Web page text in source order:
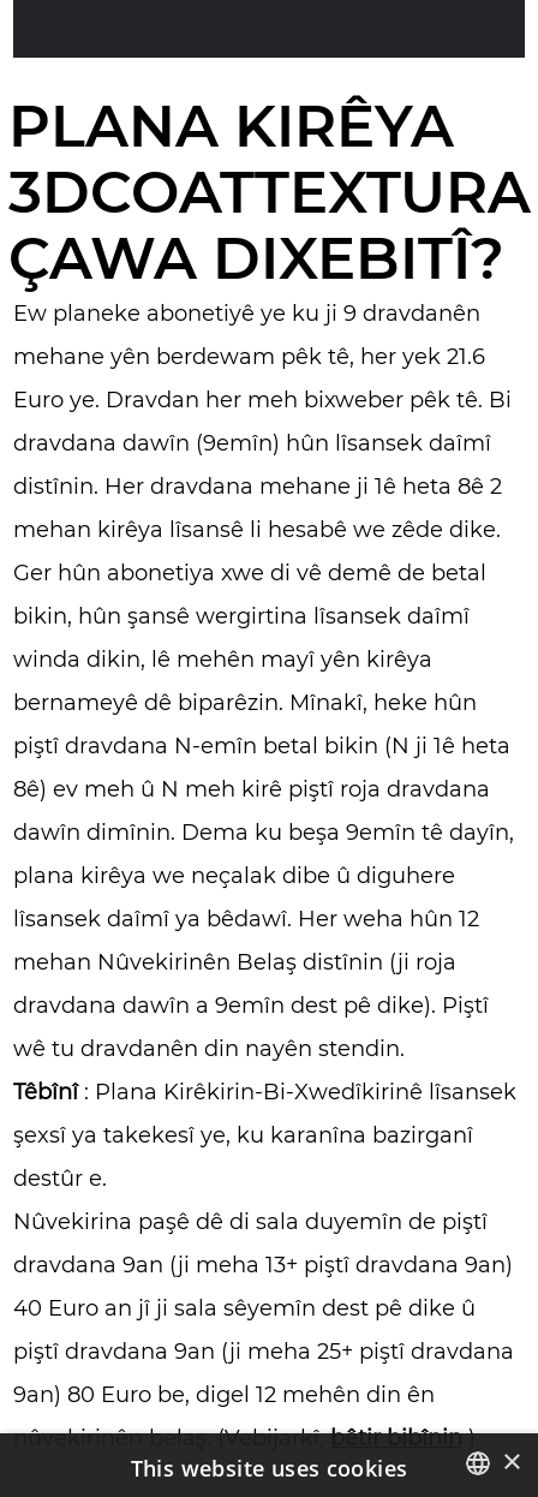
PLANA KIRÊYA
3DCOATTEXTURA
ÇAWA DIXEBITÎ?
Ew planeke abonetiyê ye ku ji 9 dravdanên
mehane yên berdewam pêk tê, her yek 21.6
Euro ye. Dravdan her meh bixweber pêk tê. Bi
dravdana dawîn (9emîn) hûn lîsansek daîmî
distînin. Her dravdana mehane ji 1ê heta 8ê 2
mehan kirêya lîsansê li hesabê we zêde dike.
Ger hûn abonetiya xwe di vê demê de betal
bikin, hûn şansê wergirtina lîsansek daîmî
winda dikin, lê mehên mayî yên kirêya
bernameyê dê biparêzin. Mînakî, heke hûn
piştî dravdana N-emîn betal bikin (N ji 1ê heta
8ê) ev meh û N meh kirê piştî roja dravdana
dawîn dimînin. Dema ku beşa 9emîn tê dayîn,
plana kirêya we neçalak dibe û diguhere
lîsansek daîmî ya bêdawî. Her weha hûn 12
mehan Nûvekirinên Belaş distînin (ji roja
dravdana dawîn a 9emîn dest pê dike). Piştî
wê tu dravdanên din nayên stendin.
Têbînî: Plana Kirêkirin-Bi-Xwedîkirinê lîsansek
şexsî ya takekesî ye, ku karanîna bazirganî
destûr e.
Nûvekirina paşê dê di sala duyemîn de piştî
dravdana 9an (ji meha 13+ piştî dravdana 9an)
40 Euro an jî ji sala sêyemîn dest pê dike û
piştî dravdana 9an (ji meha 25+ piştî dravdana
9an) 80 Euro be, digel 12 mehên din ên
nûvekirinên belaş. (Vebijarkî,bêtir bibînin)
×
This website uses cookies